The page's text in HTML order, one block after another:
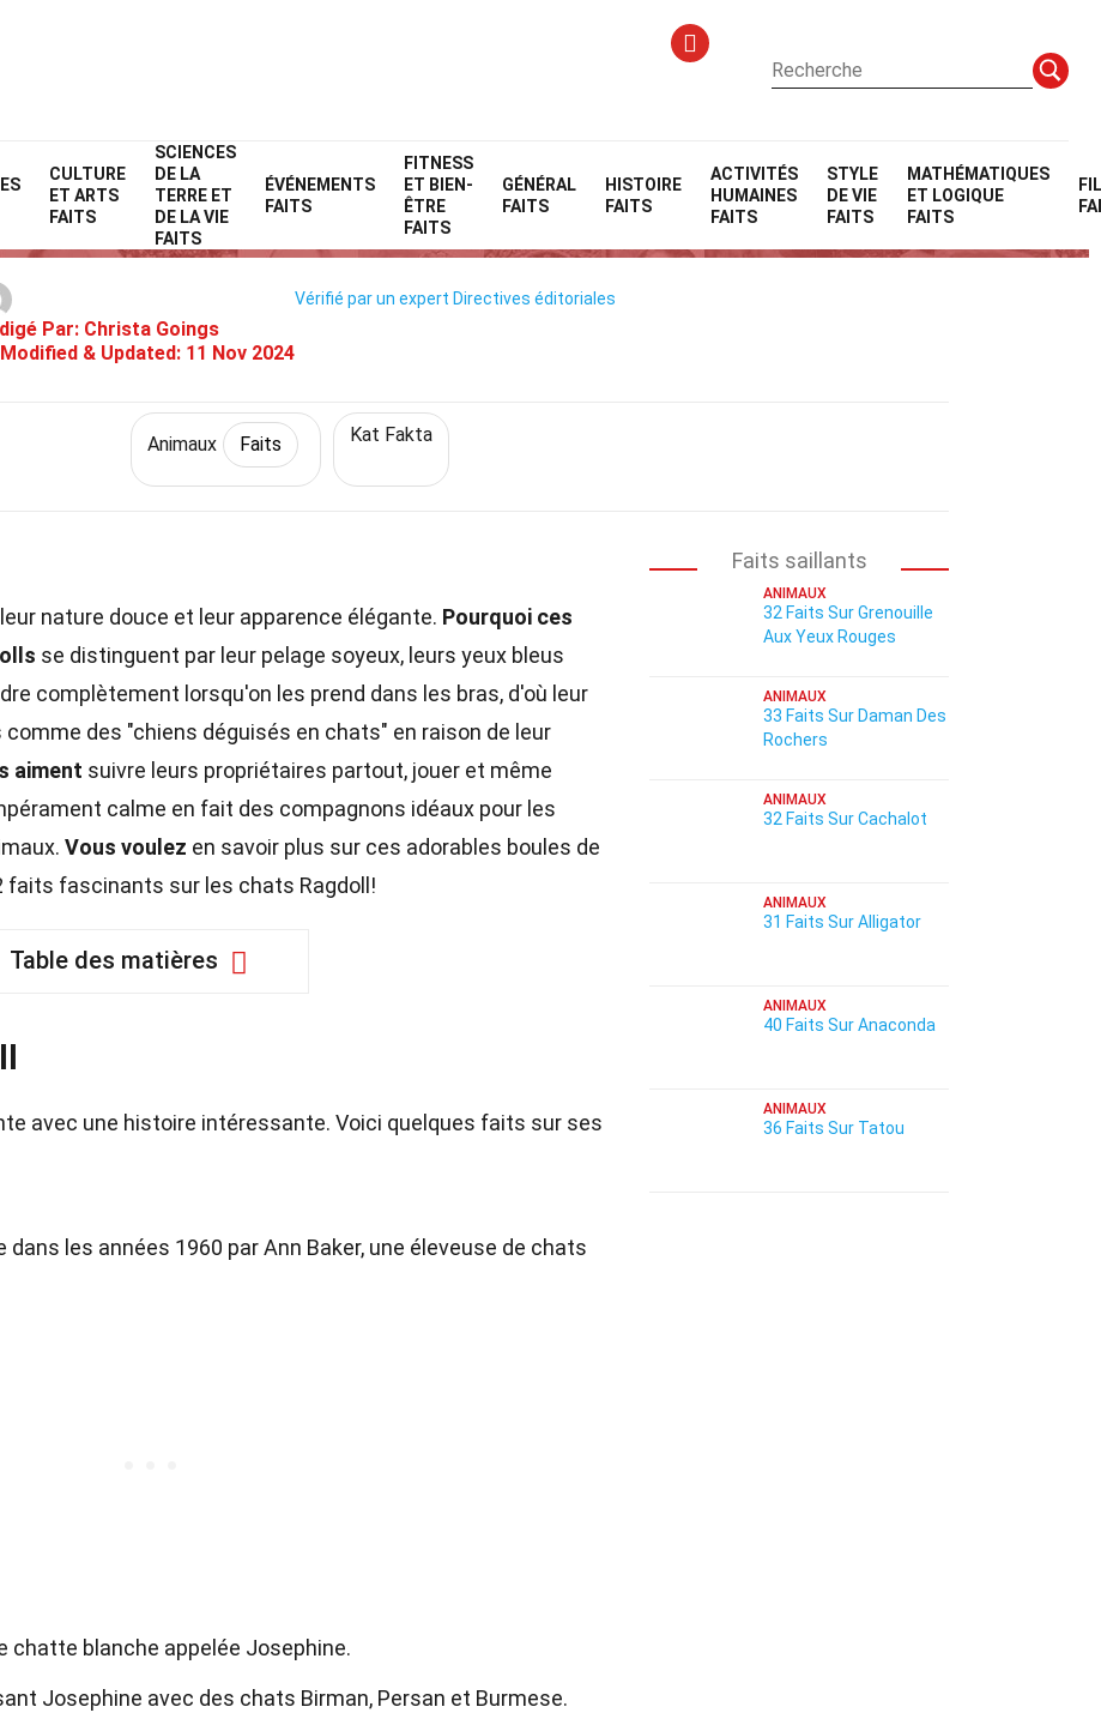
CULTURE
ET ARTS
FAITS
SCIENCES
DE LA
TERRE ET
DE LA VIE
FAITS
ÉVÉNEMENTS
FAITS
FITNESS
ET BIEN-
ÊTRE
FAITS
GÉNÉRAL
FAITS
HISTOIRE
FAITS
ACTIVITÉS
HUMAINES
FAITS
STYLE
DE VIE
FAITS
MATHÉMATIQUES
ET LOGIQUE
FAITS
Home Nature AnimauxFaits
32 Faits Sur Chat Ragdoll
Par: Christa Goings
Modified & Updated: 11 Nov 2024
Vérifié par un expert Directives éditoriales
Animaux Faits Kat Fakta
nature douce et leur apparence élégante. Pourquoi ces
se distinguent par leur pelage soyeux, leurs yeux bleus
complètement lorsqu'on les prend dans les bras, d'où leur
des "chiens déguisés en chats" en raison de leur
aiment suivre leurs propriétaires partout, jouer et même
calme en fait des compagnons idéaux pour les
Vous voulez en savoir plus sur ces adorables boules de
faits fascinants sur les chats Ragdoll!
Table des matières
avec une histoire intéressante. Voici quelques faits sur ses
dans les années 1960 par Ann Baker, une éleveuse de chats
chatte blanche appelée Josephine.
Josephine avec des chats Birman, Persan et Burmese.
Faits saillants
ANIMAUX
32 Faits Sur Grenouille
Aux Yeux Rouges
ANIMAUX
33 Faits Sur Daman Des
Rochers
ANIMAUX
32 Faits Sur Cachalot
ANIMAUX
31 Faits Sur Alligator
ANIMAUX
40 Faits Sur Anaconda
ANIMAUX
36 Faits Sur Tatou